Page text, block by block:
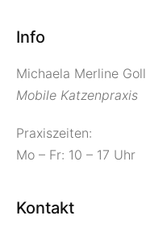
Info
Michaela Merline Goll
Mobile Katzenpraxis
Praxiszeiten:
Mo – Fr: 10 – 17 Uhr
Kontakt